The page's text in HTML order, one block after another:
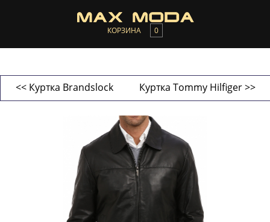
КОРЗИНА 0
<< Куртка Brandslock Куртка Tommy Hilfiger >>